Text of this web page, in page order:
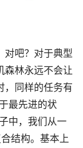
对吧？对于典型
森林永远不会让
，同样的任务有
最先进的状
中，我们从一
结构。基本上